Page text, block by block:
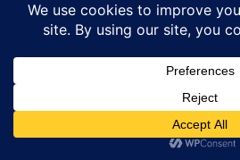
パーソナルトレーニング
生活を変えるために続けたいセ
自宅でできるストレッチと注